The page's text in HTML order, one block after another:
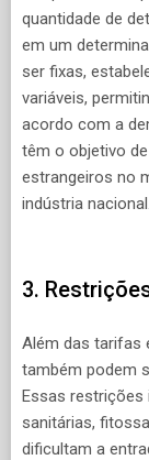
quantidade de
em um
ser fixas,
variáveis,
acordo com a
têm o objetivo
estrangeiros no
indústria nacional.
3.
Além das tarifas
também podem
Essas restrições
sanitárias,
dificultam a